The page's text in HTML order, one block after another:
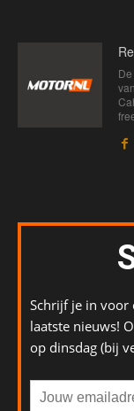
Schrijf je in voor
laatste nieuws!
op dinsdag (bij